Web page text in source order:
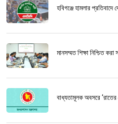
হবিগঞ্জে হামলার প্রতিবাদে
মানসম্মত শিক্ষা নিশ্চিত
বাধ্যতামূলক অবসরে